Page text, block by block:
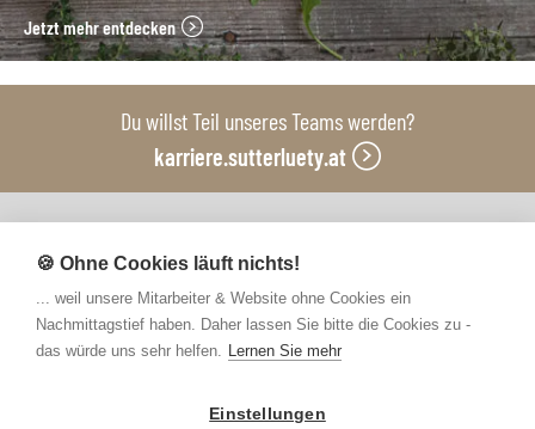
Jetzt mehr entdecken
Du willst Teil unseres Teams werden?
karriere.sutterluety.at
Unsere Produktionsbetriebe
🍪 Ohne Cookies läuft nichts!
... weil unsere Mitarbeiter & Website ohne Cookies ein
Nachmittagstief haben. Daher lassen Sie bitte die Cookies zu -
das würde uns sehr helfen. Lernen Sie mehr
Einstellungen